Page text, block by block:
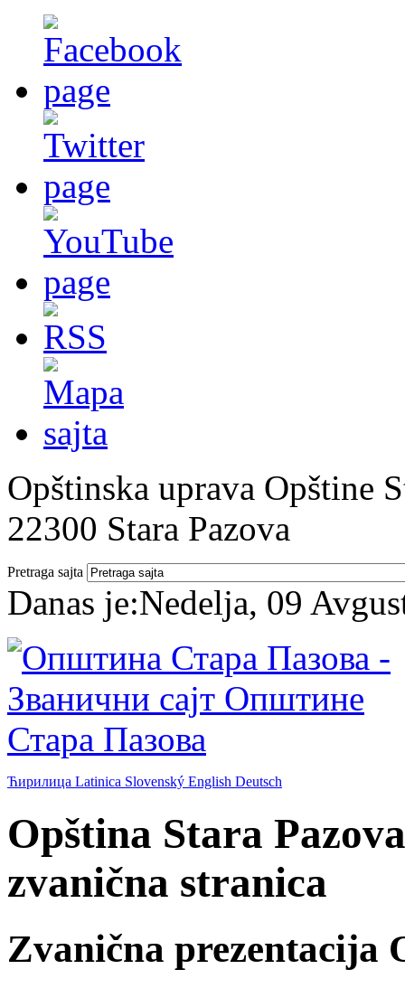
Opštinska uprava Opštine
22300 Stara Pazova
Pretraga sajta
Danas je:Nedelja, 09
Ћирилица Latinica Slovenský English Deutsch
Opština Stara
zvanična stranica
Zvanična prezentacija